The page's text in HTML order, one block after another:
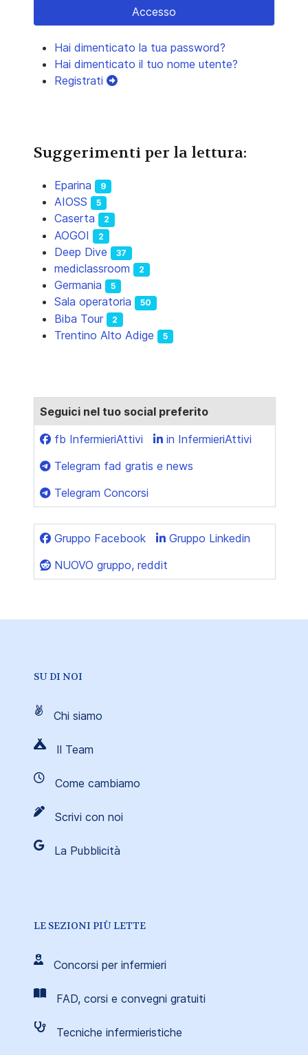
Accesso
Hai dimenticato la tua password?
Hai dimenticato il tuo nome utente?
Registrati
Suggerimenti per la lettura:
Eparina 9
AIOSS 5
Caserta 2
AOGOI 2
Deep Dive 37
mediclassroom 2
Germania 5
Sala operatoria 50
Biba Tour 2
Trentino Alto Adige 5
Seguici nel tuo social preferito
fb InfermieriAttivi
in InfermieriAttivi
Telegram fad gratis e news
Telegram Concorsi
Gruppo Facebook
Gruppo Linkedin
NUOVO gruppo, reddit
SU DI NOI
Chi siamo
Il Team
Come cambiamo
Scrivi con noi
La Pubblicità
LE SEZIONI PIÙ LETTE
Concorsi per infermieri
FAD, corsi e convegni gratuiti
Tecniche infermieristiche